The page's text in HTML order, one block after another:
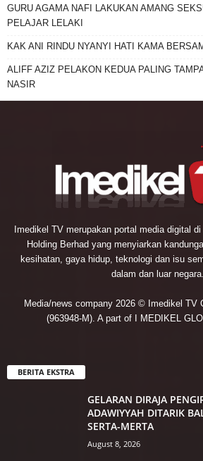
GURU AGAMA NAFI LAKUKAN AMANG
PELAJAR LELAKI
KAK ANI RINDU NYANYI HATI KAMA
ALIFF AZIZ PELAKON KEDUA PALING
NASIR
Imedikel TV merupakan portal media digital
Holding Berhad yang menyiarkan
kesihatan, gaya hidup, teknologi dan isu
dalam dan luar negara.
Media/news company 2026 © Imedikel TV
(963948-M). A part of I MEDIKEL
BERITA EKSTRA
GELARAN DIRAJA
ADAWIYYAH DITARIK
SERTA-MERTA
August 8, 2026